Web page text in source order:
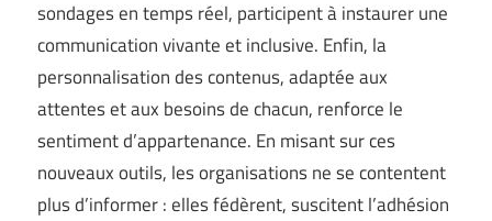
sondages en temps réel, participent à instaurer une
communication vivante et inclusive. Enfin, la
personnalisation des contenus, adaptée aux
attentes et aux besoins de chacun, renforce le
sentiment d’appartenance. En misant sur ces
nouveaux outils, les organisations ne se contentent
plus d’informer : elles fédèrent, suscitent l’adhésion